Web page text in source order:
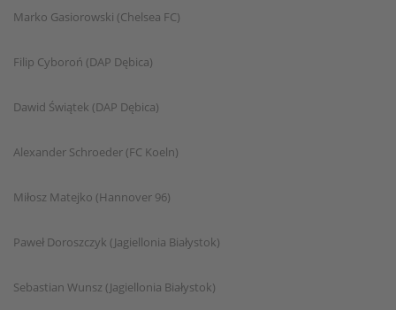
Marko Gasiorowski (Chelsea FC)
Filip Cyboroń (DAP Dębica)
Dawid Świątek (DAP Dębica)
Alexander Schroeder (FC Koeln)
Miłosz Matejko (Hannover 96)
Paweł Doroszczyk (Jagiellonia Białystok)
Sebastian Wunsz (Jagiellonia Białystok)